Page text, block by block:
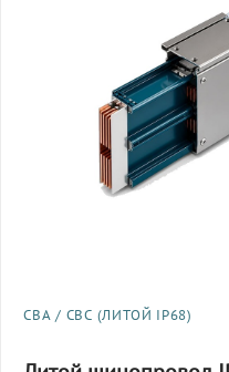
СВА / СВС (ЛИТОЙ IP68)